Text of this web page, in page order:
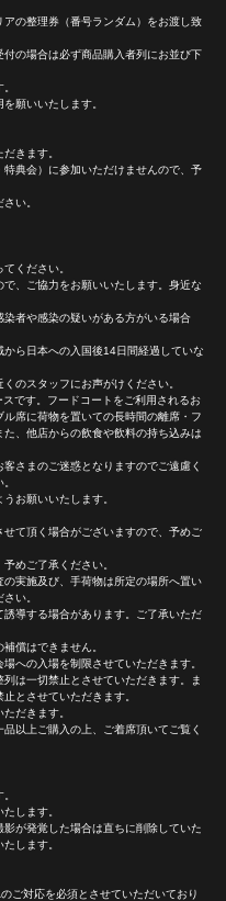
アの整理券（番号ランダム）をお渡し致
付の場合は必ず商品購入者列にお並び下
願いいたします。
きます。
特典会）に参加いただけませんので、予
い。
ください。
、ご協力をお願いいたします。身近な
者や感染の疑いがある方がいる場合
ら日本への入国後14日間経過していな
のスタッフにお声がけください。
です。フードコートをご利用されるお
席に荷物を置いての長時間の離席・フ
、他店からの飲食や飲料の持ち込みは
さまのご迷惑となりますのでご遠慮く
お願いいたします。
て頂く場合がございますので、予めご
めご了承ください。
実施及び、手荷物は所定の場所へ置い
い。
導する場合があります。ご了承いただ
償はできません。
への入場を制限させていただきます。
は一切禁止とさせていただきます。ま
とさせていただきます。
だきます。
以上ご購入の上、ご着席頂いてご覧く
します。
が発覚した場合は直ちに削除していた
します。
ご対応を必須とさせていただいており